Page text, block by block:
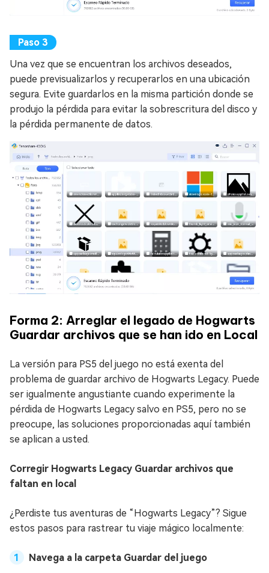
Una vez que se encuentran los archivos deseados,
puede previsualizarlos y recuperarlos en una ubicación
segura. Evite guardarlos en la misma partición donde se
produjo la pérdida para evitar la sobrescritura del disco y
la pérdida permanente de datos.
Forma 2: Arreglar el legado de Hogwarts
Guardar archivos que se han ido en Local
La versión para PS5 del juego no está exenta del
problema de guardar archivo de Hogwarts Legacy. Puede
ser igualmente angustiante cuando experimente la
pérdida de Hogwarts Legacy salvo en PS5, pero no se
preocupe, las soluciones proporcionadas aquí también
se aplican a usted.
Corregir Hogwarts Legacy Guardar archivos que
faltan en local
¿Perdiste tus aventuras de “Hogwarts Legacy”? Sigue
estos pasos para rastrear tu viaje mágico localmente:
Navega a la carpeta Guardar del juego